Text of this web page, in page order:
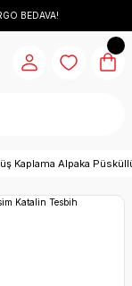
BEDAVA!
Kaplama Alpaka